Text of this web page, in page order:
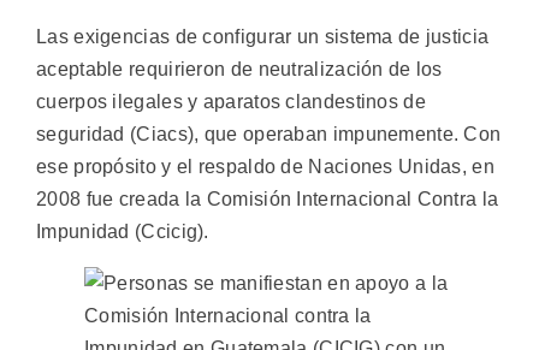
Las exigencias de configurar un sistema de justicia
aceptable requirieron de neutralización de los
cuerpos ilegales y aparatos clandestinos de
seguridad (Ciacs), que operaban impunemente. Con
ese propósito y el respaldo de Naciones Unidas, en
2008 fue creada la Comisión Internacional Contra la
Impunidad (Ccicig).